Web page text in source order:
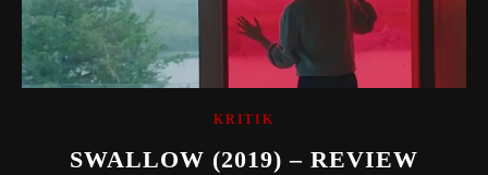
KRITIK
SWALLOW (2019) – REVIEW